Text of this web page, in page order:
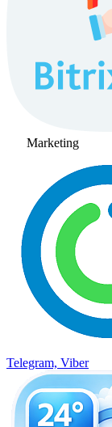
Marketing
Telegram, Viber